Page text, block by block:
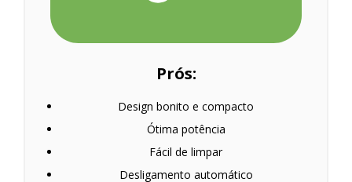
Prós:
Design bonito e compacto
Ótima potência
Fácil de limpar
Desligamento automático